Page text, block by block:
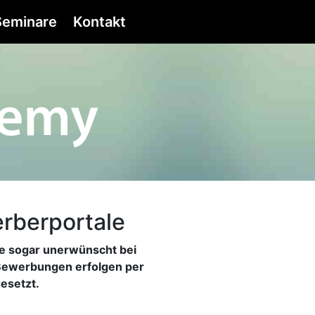
Kontakt
sogar unerwünscht bei
erfolgen per